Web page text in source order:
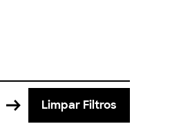
Limpar Filtros